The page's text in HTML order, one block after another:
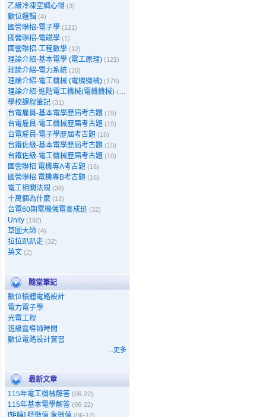
乙級冷凍空調心得 (3)
數位邏輯 (4)
國營聯招-電子學 (121)
國營聯招-電磁學 (1)
國營聯招-工程數學 (12)
理論介紹-基本電學 (電工原理) (121)
理論介紹-電力系統 (20)
理論介紹-電工機械 (電機機械) (178)
理論介紹-進階電工機械(電機機械) (39)
學校課程筆記 (31)
台電雇員-基本電學歷屆考古題 (19)
台電雇員-電工機械歷屆考古題 (19)
台電雇員-電子學歷屆考古題 (16)
台鐵佐級-基本電學歷屆考古題 (10)
台鐵佐級-電工機械歷屆考古題 (10)
國營聯招 電機專A考古題 (16)
國營聯招 電機專B考古題 (16)
電工相關法規 (38)
十萬個為什麼 (12)
台電60期電機儀電養成班 (32)
Unity (192)
草圖大師 (4)
拉拉趴趴走 (32)
英文 (2)
隨堂筆記
數位積體電路設計
電力電子學
光電工程
班級暨導師時間
數位電路設計實習
...更多
最新文章
115年電工機械解答 (06-22)
115年基本電學解答 (06-22)
[矩陣] 特徵值,象徵值 (06-12)